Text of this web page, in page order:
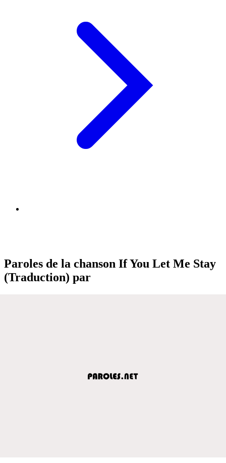
Paroles de la chanson If You Let Me Stay
(Traduction) par